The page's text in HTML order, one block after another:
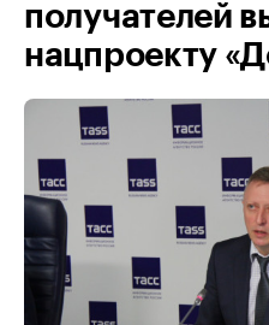
получателей
нацпроекту